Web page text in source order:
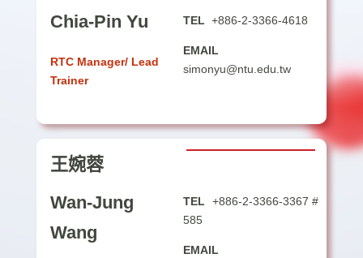
Chia-Pin Yu
RTC Manager/ Lead
Trainer
TEL +886-2-3366-4618
EMAIL
simonyu@ntu.edu.tw
王婉蓉
Wan-Jung
Wang
TEL
+886-2-3366-3367 #
585
EMAIL